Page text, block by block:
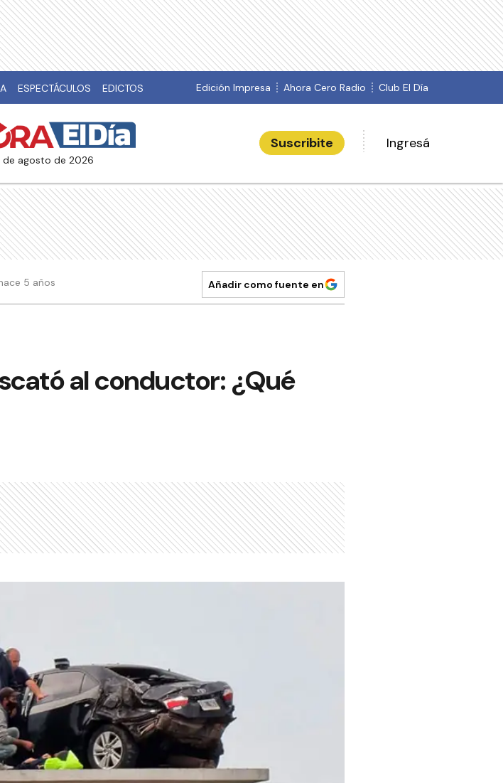
ESPECTÁCULOS EDICTOS Edición Impresa Ahora Cero Radio Club El Día
de agosto de 2026
Suscribite Ingresá
5 años Añadir como fuente en
al conductor: ¿Qué